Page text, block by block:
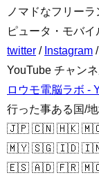
ノマドなフリー
ピュータ・モバイ
twitter / Instagram /
YouTube チャン
ロウモ電脳ラボ -
行った事ある国/
🇯🇵 🇨🇳 🇭🇰
🇲🇾 🇸🇬 🇮🇩
🇪🇸 🇦🇩 🇫🇷